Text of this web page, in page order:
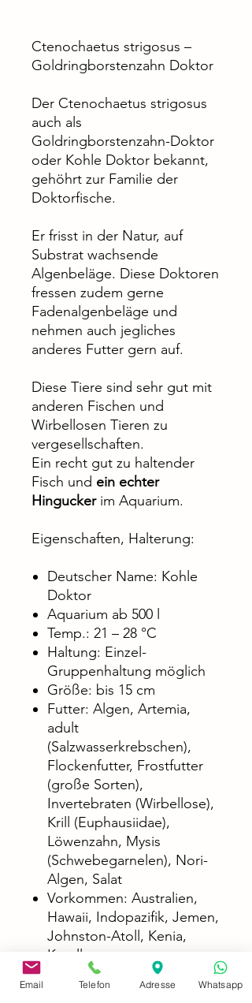
Ctenochaetus strigosus –
Goldringborstenzahn Doktor
Der Ctenochaetus strigosus
auch als
Goldringborstenzahn-Doktor
oder Kohle Doktor bekannt,
gehöhrt zur Familie der
Doktorfische.
Er frisst in der Natur, auf
Substrat wachsende
Algenbeläge. Diese Doktoren
fressen zudem gerne
Fadenalgenbeläge und
nehmen auch jegliches
anderes Futter gern auf.
Diese Tiere sind sehr gut mit
anderen Fischen und
Wirbellosen Tieren zu
vergesellschaften.
Ein recht gut zu haltender
Fisch und ein echter
Hinguckerim Aquarium.
Eigenschaften, Halterung:
Deutscher Name: Kohle
Doktor
Aquarium ab 500 l
Temp.: 21 – 28 °C
Haltung: Einzel-
Gruppenhaltung möglich
Größe: bis 15 cm
Futter: Algen, Artemia,
adult
(Salzwasserkrebschen),
Flockenfutter, Frostfutter
(große Sorten),
Invertebraten (Wirbellose),
Krill (Euphausiidae),
Löwenzahn, Mysis
(Schwebegarnelen), Nori-
Algen, Salat
Vorkommen: Australien,
Hawaii, Indopazifik, Jemen,
Johnston-Atoll, Kenia,
Korallenmeer,
Midwayinseln, Ost-Afrika,
Pitcairn Gruppe,
Email Telefon Adresse Whatsapp